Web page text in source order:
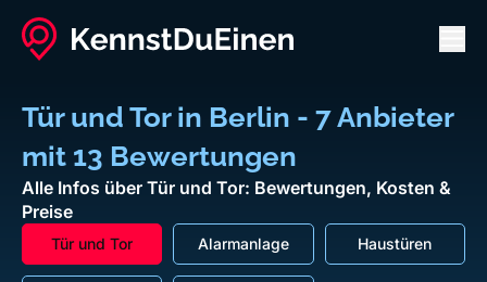
Tür und Tor in Berlin - 7 Anbieter
mit 13 Bewertungen
Alle Infos über Tür und Tor: Bewertungen, Kosten &
Preise
Tür und Tor Alarmanlage Haustüren